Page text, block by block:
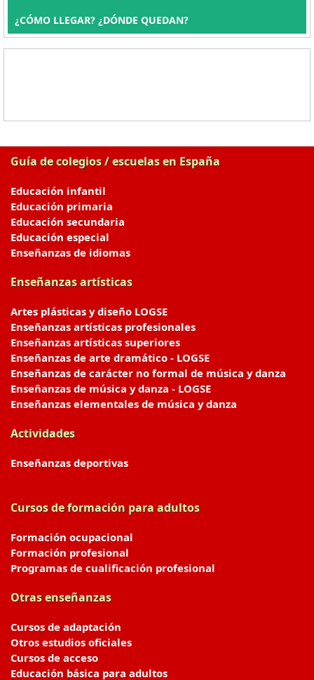
¿CÓMO LLEGAR? ¿DÓNDE QUEDAN?
Guía de colegios / escuelas en España
Educación infantil
Educación primaria
Educación secundaria
Educación especial
Enseñanzas de idiomas
Enseñanzas artísticas
Artes plásticas y diseño LOGSE
Enseñanzas artísticas profesionales
Enseñanzas artísticas superiores
Enseñanzas de arte dramático - LOGSE
Enseñanzas de carácter no formal de música y danza
Enseñanzas de música y danza - LOGSE
Enseñanzas elementales de música y danza
Actividades
Enseñanzas deportivas
Cursos de formación para adultos
Formación ocupacional
Formación profesional
Programas de cualificación profesional
Otras enseñanzas
Cursos de adaptación
Otros estudios oficiales
Cursos de acceso
Educación básica para adultos